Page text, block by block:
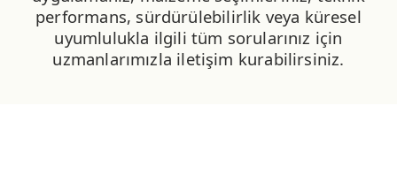
performans, sürdürülebilirlik veya küresel
uyumlulukla ilgili tüm sorularınız için
uzmanlarımızla iletişim kurabilirsiniz.